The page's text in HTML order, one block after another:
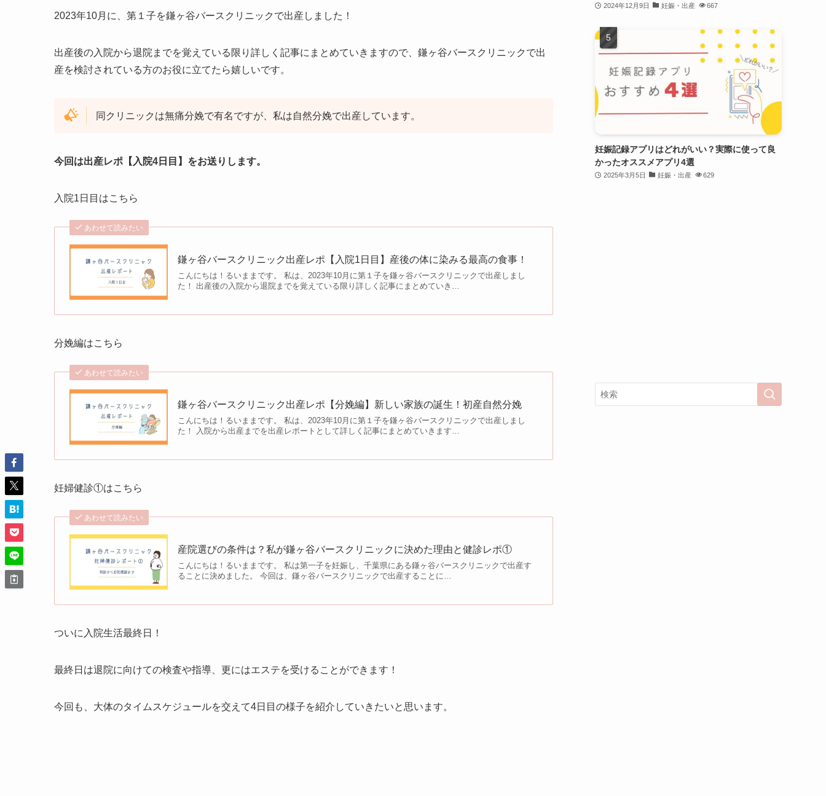
2023年10月に、第１子を鎌ヶ谷バースクリニックで出産しました！
出産後の入院から退院までを覚えている限り詳しく記事にまとめていきますので、鎌ヶ谷バースクリニックで出
産を検討されている方のお役に立てたら嬉しいです。
同クリニックは無痛分娩で有名ですが、私は自然分娩で出産しています。
今回は出産レポ【入院4日目】をお送りします。
入院1日目はこちら
あわせて読みたい
鎌ヶ谷バースクリニック出産レポ【入院1日目】産後の体に染みる最高の食事！
こんにちは！るいままです。 私は、2023年10月に第１子を鎌ヶ谷バースクリニックで出産しまし
た！ 出産後の入院から退院までを覚えている限り詳しく記事にまとめていき…
分娩編はこちら
あわせて読みたい
鎌ヶ谷バースクリニック出産レポ【分娩編】新しい家族の誕生！初産自然分娩
こんにちは！るいままです。 私は、2023年10月に第１子を鎌ヶ谷バースクリニックで出産しまし
た！ 入院から出産までを出産レポートとして詳しく記事にまとめていきます…
妊婦健診①はこちら
あわせて読みたい
産院選びの条件は？私が鎌ヶ谷バースクリニックに決めた理由と健診レポ①
こんにちは！るいままです。 私は第一子を妊娠し、千葉県にある鎌ヶ谷バースクリニックで出産す
ることに決めました。 今回は、鎌ヶ谷バースクリニックで出産することに…
ついに入院生活最終日！
最終日は退院に向けての検査や指導、更にはエステを受けることができます！
今回も、大体のタイムスケジュールを交えて4日目の様子を紹介していきたいと思います。
2024年12月9日 妊娠・出産 667
妊娠記録アプリはどれがいい？実際に使って良
かったオススメアプリ4選
2025年3月5日 妊娠・出産 629